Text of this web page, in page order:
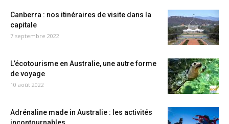
Canberra : nos itinéraires de visite dans la
capitale
7 septembre 2022
L’écotourisme en Australie, une autre forme
de voyage
10 août 2022
Adrénaline made in Australie : les activités